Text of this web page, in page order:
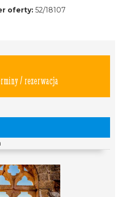
oferty: 52/18107
/ rezerwacja